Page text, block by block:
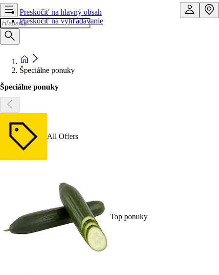
Preskočiť na hlavný obsah
Preskočiť na vyhľadávanie
Špeciálne ponuky
Špeciálne ponuky
All Offers
Top ponuky